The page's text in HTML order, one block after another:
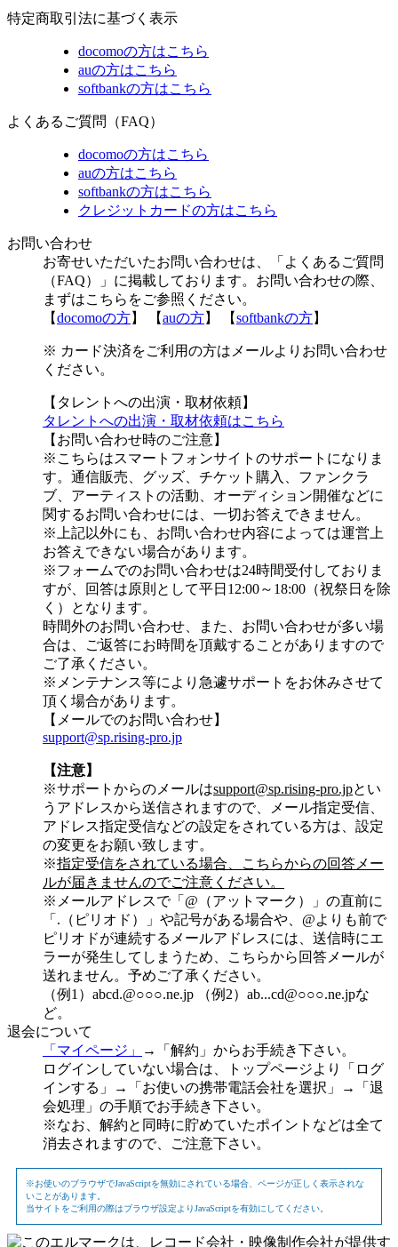
特定商取引法に基づく表示
docomoの方はこちら
auの方はこちら
softbankの方はこちら
よくあるご質問（FAQ）
docomoの方はこちら
auの方はこちら
softbankの方はこちら
クレジットカードの方はこちら
お問い合わせ
お寄せいただいたお問い合わせは、「よくあるご質問
（FAQ）」に掲載しております。お問い合わせの際、
まずはこちらをご参照ください。
【docomoの方】 【auの方】 【softbankの方】
※ カード決済をご利用の方はメールよりお問い合わせ
ください。
【タレントへの出演・取材依頼】
タレントへの出演・取材依頼はこちら
【お問い合わせ時のご注意】
※こちらはスマートフォンサイトのサポートになりま
す。通信販売、グッズ、チケット購入、ファンクラ
ブ、アーティストの活動、オーディション開催などに
関するお問い合わせには、一切お答えできません。
※上記以外にも、お問い合わせ内容によっては運営上
お答えできない場合があります。
※フォームでのお問い合わせは24時間受付しておりま
すが、
回答は原則として平日12:00～18:00（祝祭日を除
く）
となります。
時間外のお問い合わせ、また、お問い合わせが多い場
合は、ご返答にお時間を頂戴することがありますので
ご了承ください。
※メンテナンス等により急遽サポートをお休みさせて
頂く場合があります。
【メールでのお問い合わせ】
support@sp.rising-pro.jp
【注意】
※サポートからのメールはsupport@sp.rising-pro.jpとい
うアドレスから送信されますので、メール指定受信、
アドレス指定受信などの設定をされている方は、設定
の変更をお願い致します。
※指定受信をされている場合、こちらからの回答メー
ルが届きませんのでご注意ください。
※メールアドレスで「@（アットマーク）」の直前に
「.（ピリオド）」や記号がある場合や、@よりも前で
ピリオドが連続するメールアドレスには、送信時にエ
ラーが発生してしまうため、こちらから回答メールが
送れません。予めご了承ください。
（例1）abcd.@○○○.ne.jp （例2）ab...cd@○○○.ne.jpな
ど。
退会について
「マイページ」
→「解約」からお手続き下さい。
ログインしていない場合は、トップページより「ログ
インする」→「お使いの携帯電話会社を選択」→「退
会処理」の手順でお手続き下さい。
※なお、解約と同時に貯めていたポイントなどは全て
消去されますので、ご注意下さい。
※お使いのブラウザでJavaScriptを無効にされている場合、ページが正しく表示されな
いことがあります。
当サイトをご利用の際はブラウザ設定よりJavaScriptを有効にしてください。